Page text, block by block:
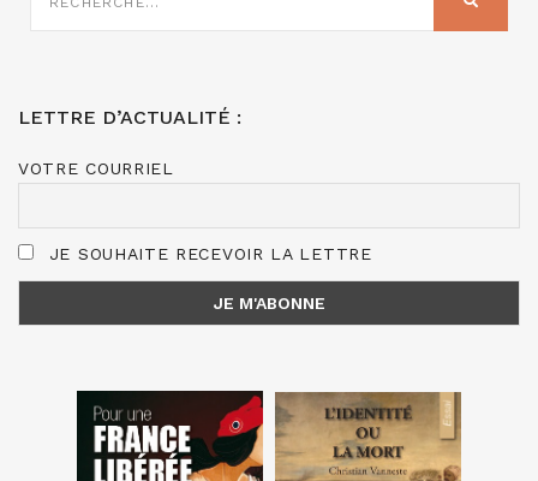
LETTRE D’ACTUALITÉ :
VOTRE COURRIEL
JE SOUHAITE RECEVOIR LA LETTRE